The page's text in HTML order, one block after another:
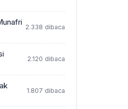
2.338 dibaca
2.120 dibaca
1.807 dibaca